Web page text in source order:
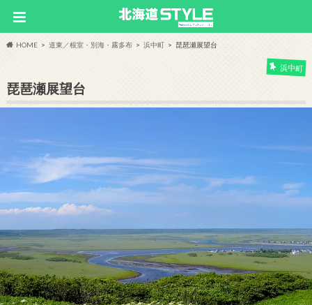
HOME 道東／根室・別海・霧多布 浜中町 琵琶瀬展望台
浜中町
琵琶瀬展望台